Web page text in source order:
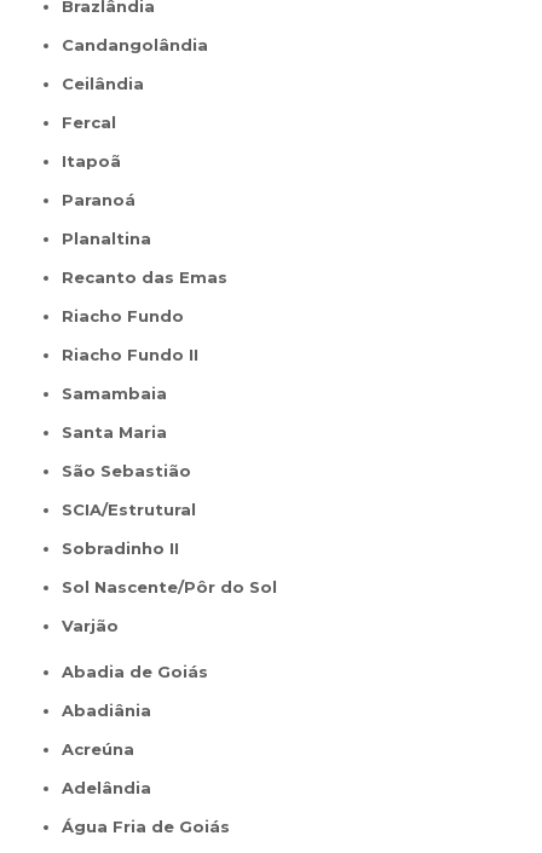
Brazlândia
Candangolândia
Ceilândia
Fercal
Itapoã
Paranoá
Planaltina
Recanto das Emas
Riacho Fundo
Riacho Fundo II
Samambaia
Santa Maria
São Sebastião
SCIA/Estrutural
Sobradinho II
Sol Nascente/Pôr do Sol
Varjão
Abadia de Goiás
Abadiânia
Acreúna
Adelândia
Água Fria de Goiás